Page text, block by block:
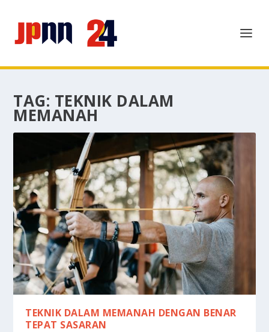
TAG: TEKNIK DALAM
MEMANAH
TEKNIK DALAM MEMANAH DENGAN BENAR
TEPAT SASARAN